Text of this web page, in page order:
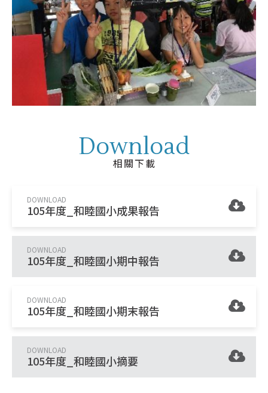
Download
相關下載
DOWNLOAD
105年度_和睦國小成果報告
DOWNLOAD
105年度_和睦國小期中報告
DOWNLOAD
105年度_和睦國小期末報告
DOWNLOAD
105年度_和睦國小摘要